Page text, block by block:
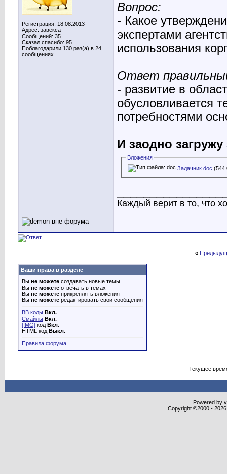
Регистрация: 18.08.2013
Адрес: завёкса
Сообщений: 35
Сказал спасибо: 95
Поблагодарили 130 раз(а) в 24
сообщениях
Вопрос:
- Какое
экспертами
использования
Ответ
- развитие в
обусловливается
потребностями
И заодно
Вложения
Задачник.doc
Каждый верит в то, что
«
Ваши права в разделе
Вы не можете создавать новые темы
Вы не можете отвечать в темах
Вы не можете прикреплять вложения
Вы не можете редактировать свои сообщения
BB коды Вкл.
Смайлы Вкл.
[IMG] код Вкл.
HTML код Выкл.
Правила форума
Текущее
Powered by
Copyright ©2000 -